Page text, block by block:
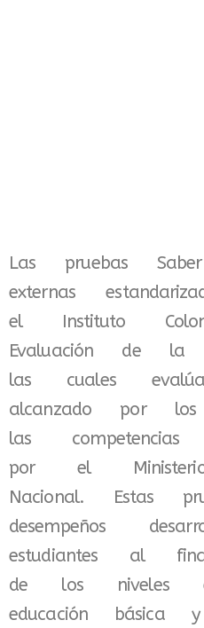
Las pruebas
externas
el Instituto
Evaluación de la
las cuales
alcanzado por los
las
por el
Nacional. Estas
desempeños
estudiantes al
de los niveles
educación básica